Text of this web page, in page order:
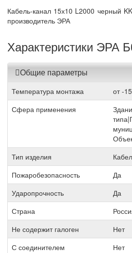
Кабель-канал 15х10 L2000 черный
производитель ЭРА
Характеристики ЭРА
Общие параметры
Температура монтажа
от -
Сфера применения
Тип изделия
Пожаробезопасность
Да
Ударопрочность
Да
Страна
Не содержит галоген
Нет
С соединителем
Нет